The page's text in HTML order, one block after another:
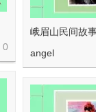
0
峨眉山民间故
angel